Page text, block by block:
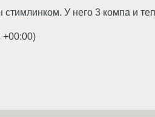
У него 3 компа и
+00:00)